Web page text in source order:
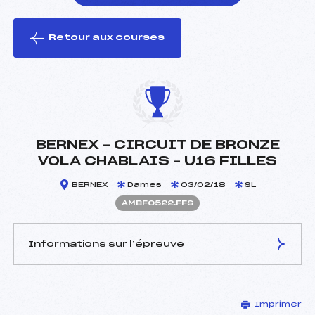
le ski
Retour aux courses
BERNEX – CIRCUIT DE BRONZE
VOLA CHABLAIS – U16 FILLES
BERNEX Dames 03/02/18 SL
AMBF0522.FFS
Informations sur l’épreuve
GEROLA ALAIN (MB)
Imprimer